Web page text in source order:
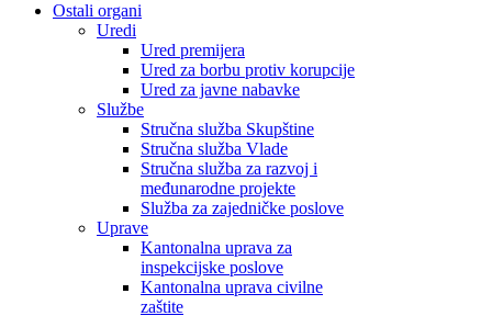
Ostali organi
Uredi
Ured premijera
Ured za borbu protiv korupcije
Ured za javne nabavke
Službe
Stručna služba Skupštine
Stručna služba Vlade
Stručna služba za razvoj i
međunarodne projekte
Služba za zajedničke poslove
Uprave
Kantonalna uprava za
inspekcijske poslove
Kantonalna uprava civilne
zaštite